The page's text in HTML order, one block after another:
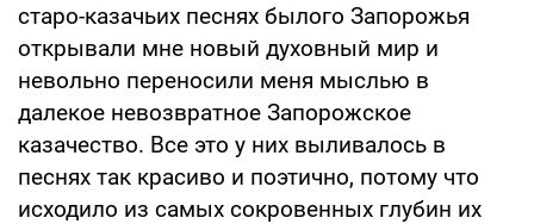
старо-казачьих песнях былого Запорожья
открывали мне новый духовный мир и
невольно переносили меня мыслью в
далекое невозвратное Запорожское
казачество. Все это у них выливалось в
песнях так красиво и поэтично, потому что
исходило из самых сокровенных глубин их